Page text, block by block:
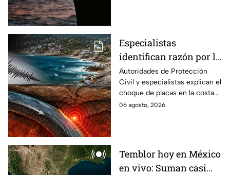
Especialistas
identifican razón por la
que tiembla tanto en
Guerrero
Autoridades de Protección
Civil y especialistas explican el
choque de placas en la costa
de Guerrero; ¿cuál es el sismo
06 agosto, 2026
Temblor hoy en México
en vivo: Suman casi